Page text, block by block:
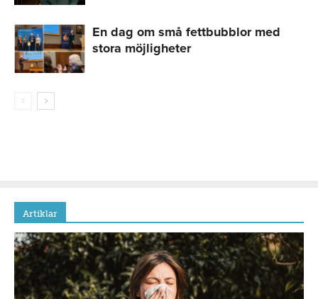
En dag om små fettbubblor med
stora möjligheter
Artiklar